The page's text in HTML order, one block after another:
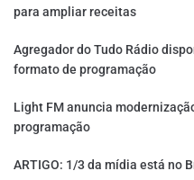
para ampliar receitas
Agregador do Tudo Rádio
formato de programação
Light FM anuncia
programação
ARTIGO: 1/3 da mídia está no